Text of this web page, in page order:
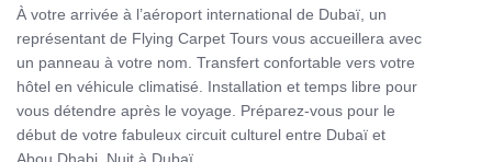
sérénité. Flânez dans ses jardins luxuriants et admirez l'artisanat
exceptionnel qui orne chaque détail de cet édifice.
Ne manquez pas le Louvre Museum, un espace culturel unique
qui abrite des œuvres d'art de renommée mondiale. Ce musée
est un pont entre les civilisations, offrant une perspective
enrichissante sur l'histoire de l'art.
À votre arrivée à l’aéroport international de Dubaï, un
représentant de Flying Carpet Tours vous accueillera avec
un panneau à votre nom. Transfert confortable vers votre
hôtel en véhicule climatisé. Installation et temps libre pour
vous détendre après le voyage. Préparez-vous pour le
début de votre fabuleux circuit culturel entre Dubaï et